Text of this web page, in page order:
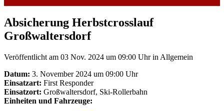
Absicherung Herbstcrosslauf
Großwaltersdorf
Veröffentlicht am 03 Nov. 2024 um 09:00 Uhrin Allgemein
Datum: 3. November 2024 um 09:00 Uhr
Einsatzart: First Responder
Einsatzort: Großwaltersdorf, Ski-Rollerbahn
Einheiten und Fahrzeuge: